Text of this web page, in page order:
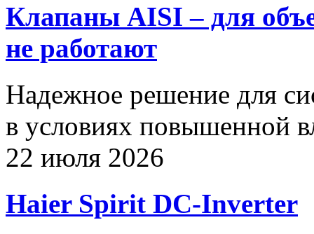
Клапаны AISI – для
не работают
Надежное решение для
в условиях повышенной
22 июля 2026
Haier Spirit DC-Inverter